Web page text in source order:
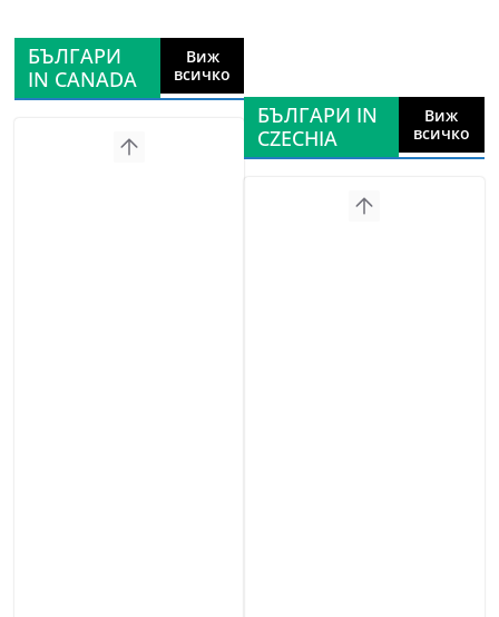
БЪЛГАРИ
IN CANADA
Виж
всичко
БЪЛГАРИ IN
CZECHIA
Виж
всичко